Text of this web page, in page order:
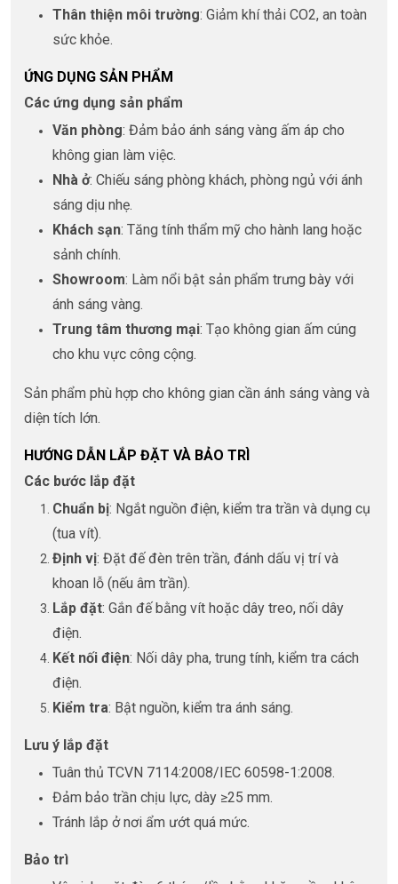
Thân thiện môi trường: Giảm khí thải CO2, an toàn
sức khỏe.
ỨNG DỤNG SẢN PHẨM
Các ứng dụng sản phẩm
Văn phòng: Đảm bảo ánh sáng vàng ấm áp cho
không gian làm việc.
Nhà ở: Chiếu sáng phòng khách, phòng ngủ với ánh
sáng dịu nhẹ.
Khách sạn: Tăng tính thẩm mỹ cho hành lang hoặc
sảnh chính.
Showroom: Làm nổi bật sản phẩm trưng bày với
ánh sáng vàng.
Trung tâm thương mại: Tạo không gian ấm cúng
cho khu vực công cộng.
Sản phẩm phù hợp cho không gian cần ánh sáng vàng và
diện tích lớn.
HƯỚNG DẪN LẮP ĐẶT VÀ BẢO TRÌ
Các bước lắp đặt
Chuẩn bị: Ngắt nguồn điện, kiểm tra trần và dụng cụ
(tua vít).
Định vị: Đặt đế đèn trên trần, đánh dấu vị trí và
khoan lỗ (nếu âm trần).
Lắp đặt: Gắn đế bằng vít hoặc dây treo, nối dây
điện.
Kết nối điện: Nối dây pha, trung tính, kiểm tra cách
điện.
Kiểm tra: Bật nguồn, kiểm tra ánh sáng.
Lưu ý lắp đặt
Tuân thủ TCVN 7114:2008/IEC 60598-1:2008.
Đảm bảo trần chịu lực, dày ≥25 mm.
Tránh lắp ở nơi ẩm ướt quá mức.
Bảo trì